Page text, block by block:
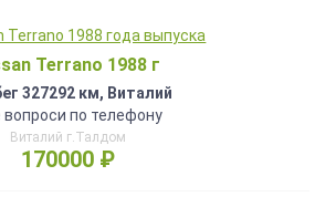
Terrano 1988 г
327292 км, Виталий
вопроси по телефону
Виталий г.Талдом
170000 ₽